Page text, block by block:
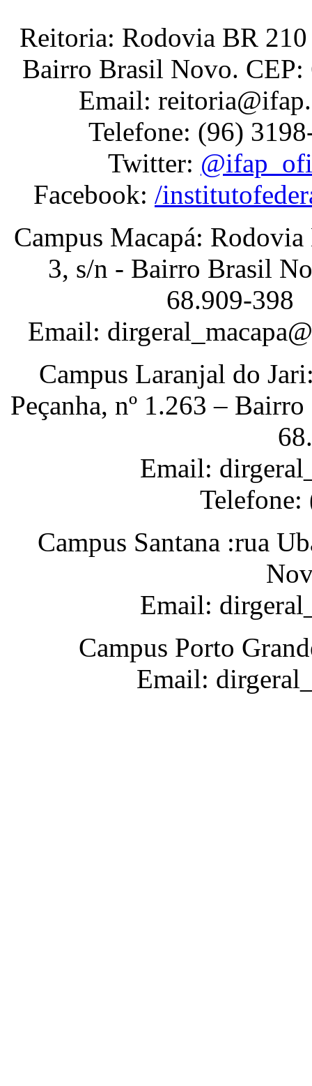
Reitoria: Rodovia BR
Bairro Brasil Novo. CEP:
Email:
Telefone: (96)
Twitter:
Facebook: /
Campus Macapá:
3, s/n - Bairro Brasil
68.909-398
Email:
Campus Laranjal do
Peçanha, nº 1.263 –
Email:
Campus Santana :rua
Email:
Campus Porto
Email: